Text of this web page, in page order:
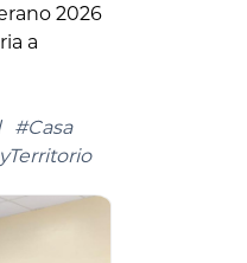
2026
a
#Casa